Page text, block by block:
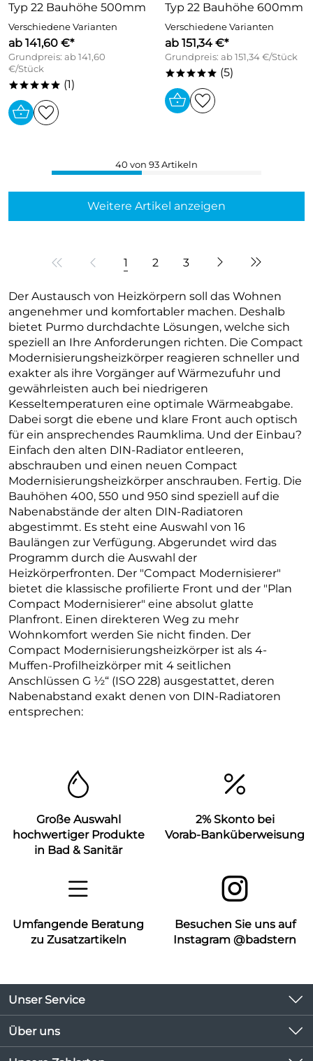
Typ 22 Bauhöhe 500mm
Verschiedene Varianten
ab 141,60 €*
Grundpreis: ab 141,60
€/Stück
***** (1)
Typ 22 Bauhöhe 600mm
Verschiedene Varianten
ab 151,34 €*
Grundpreis: ab 151,34 €/Stück
***** (5)
40 von 93 Artikeln
Weitere Artikel anzeigen
1 2 3
Der Austausch von Heizkörpern soll das Wohnen
angenehmer und komfortabler machen. Deshalb
bietet Purmo durchdachte Lösungen, welche sich
speziell an Ihre Anforderungen richten. Die Compact
Modernisierungsheizkörper reagieren schneller und
exakter als ihre Vorgänger auf Wärmezufuhr und
gewährleisten auch bei niedrigeren
Kesseltemperaturen eine optimale Wärmeabgabe.
Dabei sorgt die ebene und klare Front auch optisch
für ein ansprechendes Raumklima. Und der Einbau?
Einfach den alten DIN-Radiator entleeren,
abschrauben und einen neuen Compact
Modernisierungsheizkörper anschrauben. Fertig. Die
Bauhöhen 400, 550 und 950 sind speziell auf die
Nabenabstände der alten DIN-Radiatoren
abgestimmt. Es steht eine Auswahl von 16
Baulängen zur Verfügung. Abgerundet wird das
Programm durch die Auswahl der
Heizkörperfronten. Der "Compact Modernisierer"
bietet die klassische profilierte Front und der "Plan
Compact Modernisierer" eine absolut glatte
Planfront. Einen direkteren Weg zu mehr
Wohnkomfort werden Sie nicht finden. Der
Compact Modernisierungsheizkörper ist als 4-
Muffen-Profilheizkörper mit 4 seitlichen
Anschlüssen G ½“ (ISO 228) ausgestattet, deren
Nabenabstand exakt denen von DIN-Radiatoren
entsprechen:
Große Auswahl
hochwertiger Produkte
in Bad & Sanitär
2% Skonto bei
Vorab-Banküberweisung
Umfangende Beratung
zu Zusatzartikeln
Besuchen Sie uns auf
Instagram @badstern
Unser Service
Kontakt
Kundeninformationen
Über uns
Unsere Bestseller